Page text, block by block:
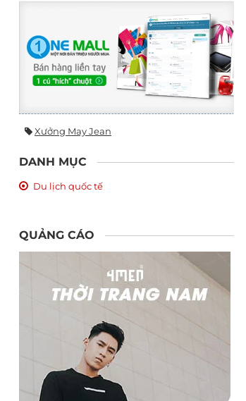
Xưởng May Jean
DANH MỤC
Du lịch quốc tế
QUẢNG CÁO